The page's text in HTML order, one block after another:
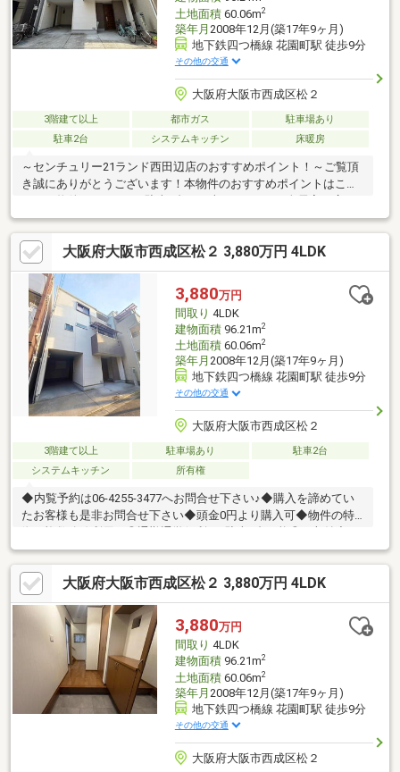
土地面積60.06m2
築年月 2008年12月(築17年9ヶ月)
地下鉄四つ橋線 花園町駅 徒歩9分
その他の交通
大阪府大阪市西成区松２
3階建て以上 都市ガス
駐車場あり
駐車2台
システムキッチン 床暖房
～センチュリー21ランド西田辺店のおすすめポイント！～ご覧頂
き誠にありがとうございます！本物件のおすすめポイントはこち
とした収納があります！＜立地＞■大阪メトロ四つ橋線「大国
町」駅より徒歩約9分お気軽にお問い合わせください！＜センチュ
リー21ランドについて＞●センチュリー21ランド西田辺店
は・・・ お客様のニーズに寄り添い、大切なお住まいのご購入
に最後まで伴走いたします！●リフォームのご相談も承っており
ます。●不動産に関するお悩み等、なんでもお気軽にご相談くだ
さいませ！
大阪府大阪市西成区松２ 3,880万円 4LDK
3,880万円
間取り 4LDK
建物面積96.21m2
土地面積60.06m2
築年月 2008年12月(築17年9ヶ月)
地下鉄四つ橋線 花園町駅 徒歩9分
その他の交通
大阪府大阪市西成区松２
3階建て以上 駐車場あり
駐車2台
システムキッチン
所有権
◆内覧予約は06-4255-3477へお問合せ下さい♪◆購入を諦めてい
たお客様も是非お問合せ下さい◆頭金0円より購入可◆物件の特
実・周辺環境充実・スーパー近く買い物便利！・全居室フローリ
ングにつきお掃除らくらく♪◆見るだけ大歓迎◆接客対応品質に
自信があり◆夜間早朝もお気軽にご連絡ください！◆無料送迎可
「購入するか分からないけど見るだけ見たい」「他社の物件もま
とめて見てみたい」等ご購入をご検討中のお客様にとって、より
良い条件でご購入頂く為に精一杯サポート致します不動産の事な
ら何でもお気軽にご相談下さい！
大阪府大阪市西成区松２ 3,880万円 4LDK
3,880万円
間取り 4LDK
建物面積96.21m2
土地面積60.06m2
築年月 2008年12月(築17年9ヶ月)
地下鉄四つ橋線 花園町駅 徒歩9分
その他の交通
大阪府大阪市西成区松２